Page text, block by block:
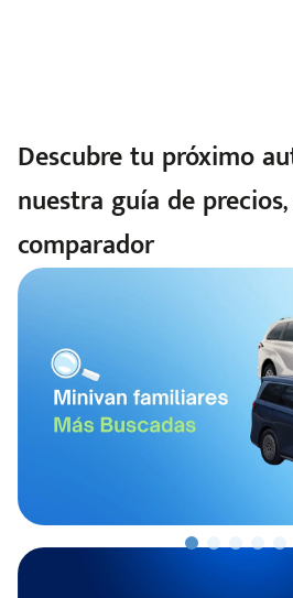
Descubre tu próximo
nuestra guía de
comparador